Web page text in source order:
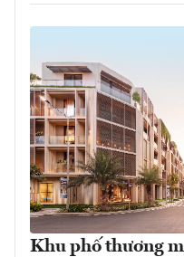
Khu phố thương